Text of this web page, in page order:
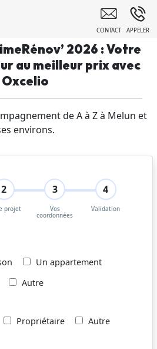
Dépanneur Chauffage Melun
2026 : Votre
au meilleur prix avec
Oxcelio
de A à Z à Melun et
environs.
2
projet
3
Vos
coordonnées
4
Validation
Un appartement
Autre
Propriétaire
Autre